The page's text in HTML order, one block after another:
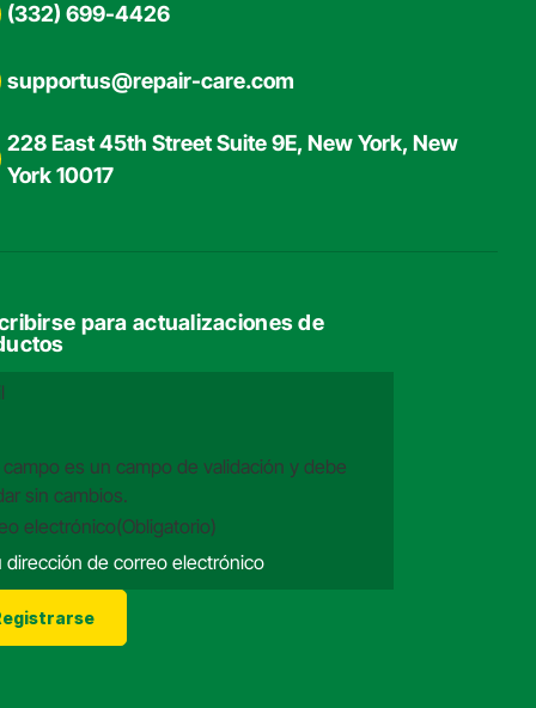
(332) 699-4426
supportus@repair-care.com
228 East 45th Street Suite 9E, New York, New
York 10017
para actualizaciones de
campo es un campo de validación y debe
sin cambios.
electrónico(Obligatorio)